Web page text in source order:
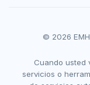
© 2026
Cuando usted
servicios o